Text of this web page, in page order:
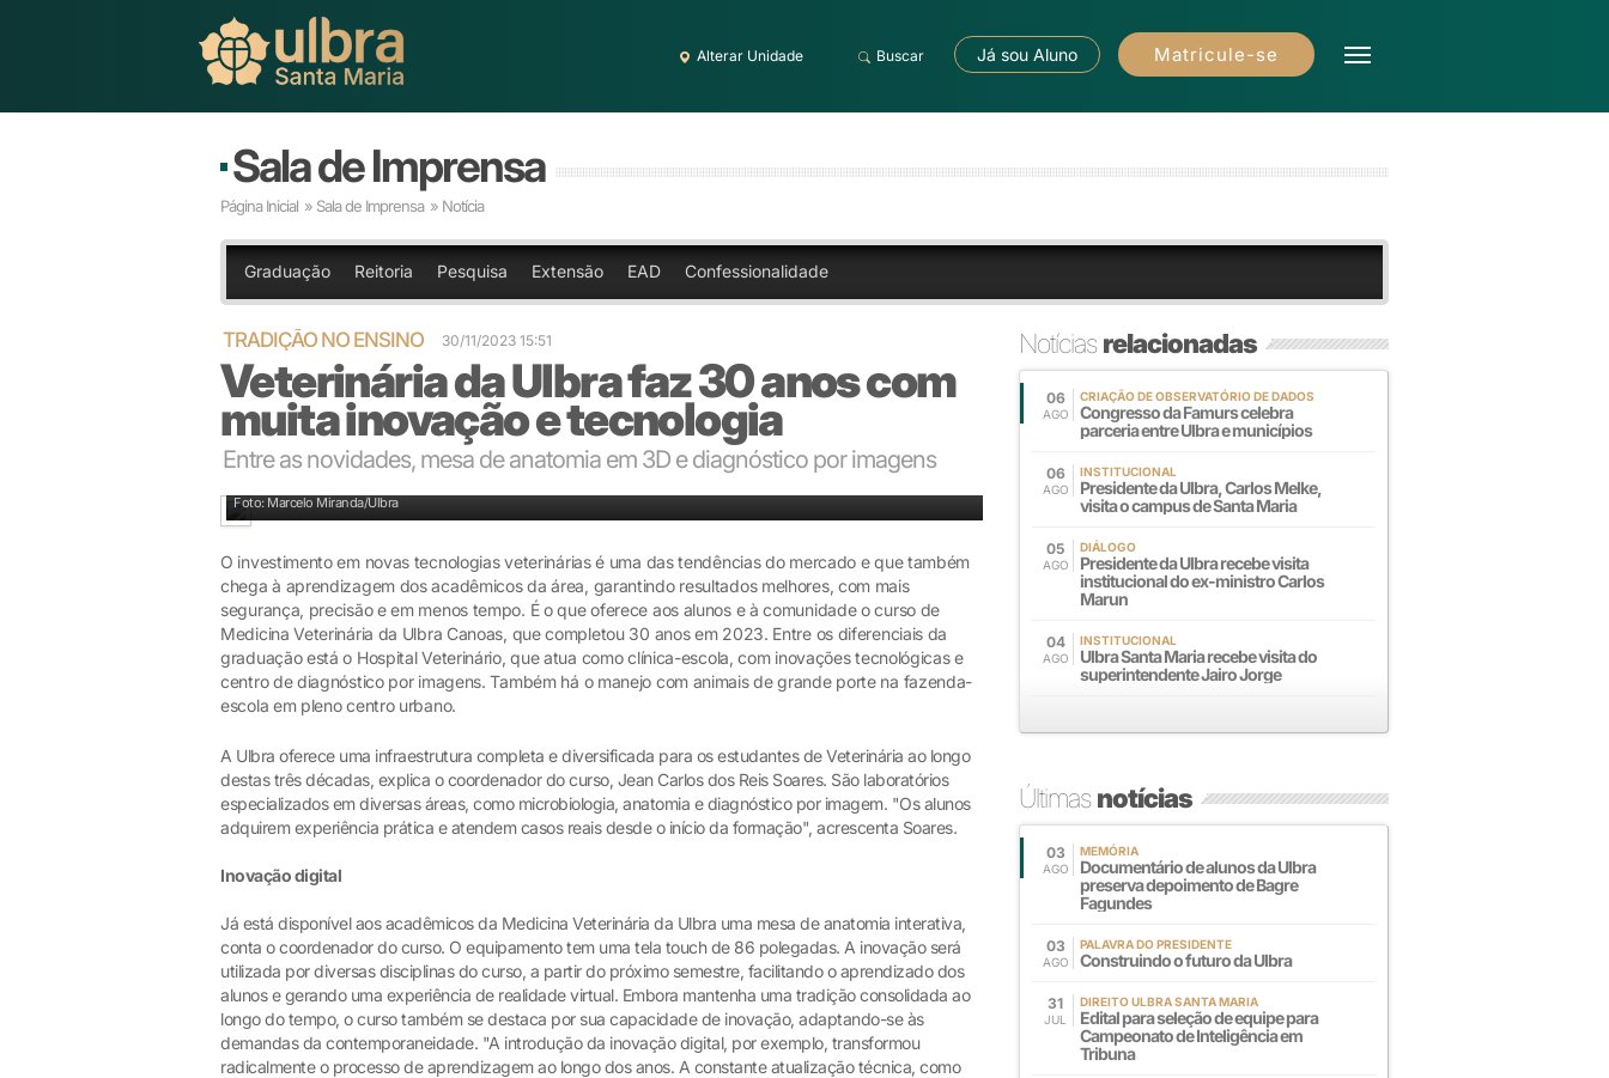
Alterar Unidade Buscar Já sou Aluno Matricule-se
Sala de Imprensa
Página Inicial » Sala de Imprensa » Notícia
Graduação Reitoria Pesquisa Extensão EAD Confessionalidade
TRADIÇÃO NO ENSINO 30/11/2023 15:51
Veterinária da Ulbra faz 30 anos com
muita inovação e tecnologia
Entre as novidades, mesa de anatomia em 3D e diagnóstico por imagens
Foto: Marcelo Miranda/Ulbra
O investimento em novas tecnologias veterinárias é uma das tendências do mercado e que também
chega à aprendizagem dos acadêmicos da área, garantindo resultados melhores, com mais
segurança, precisão e em menos tempo. É o que oferece aos alunos e à comunidade o curso de
Medicina Veterinária da Ulbra Canoas, que completou 30 anos em 2023. Entre os diferenciais da
graduação está o Hospital Veterinário, que atua como clínica-escola, com inovações tecnológicas e
centro de diagnóstico por imagens. Também há o manejo com animais de grande porte na fazenda-
escola em pleno centro urbano.
A Ulbra oferece uma infraestrutura completa e diversificada para os estudantes de Veterinária ao longo
destas três décadas, explica o coordenador do curso, Jean Carlos dos Reis Soares. São laboratórios
especializados em diversas áreas, como microbiologia, anatomia e diagnóstico por imagem. "Os alunos
adquirem experiência prática e atendem casos reais desde o início da formação", acrescenta Soares.
Inovação digital
Já está disponível aos acadêmicos da Medicina Veterinária da Ulbra uma mesa de anatomia interativa,
conta o coordenador do curso. O equipamento tem uma tela touch de 86 polegadas. A inovação será
utilizada por diversas disciplinas do curso, a partir do próximo semestre, facilitando o aprendizado dos
alunos e gerando uma experiência de realidade virtual. Embora mantenha uma tradição consolidada ao
longo do tempo, o curso também se destaca por sua capacidade de inovação, adaptando-se às
demandas da contemporaneidade. "A introdução da inovação digital, por exemplo, transformou
radicalmente o processo de aprendizagem ao longo dos anos. A constante atualização técnica, como
Notíciasrelacionadas
06
AGO
CRIAÇÃO DE OBSERVATÓRIO DE DADOS
Congresso da Famurs celebra
parceria entre Ulbra e municípios
06
AGO
INSTITUCIONAL
Presidente da Ulbra, Carlos Melke,
visita o campus de Santa Maria
05
AGO
DIÁLOGO
Presidente da Ulbra recebe visita
institucional do ex-ministro Carlos
Marun
04
AGO
INSTITUCIONAL
Ulbra Santa Maria recebe visita do
superintendente Jairo Jorge
Últimasnotícias
03
AGO
MEMÓRIA
Documentário de alunos da Ulbra
preserva depoimento de Bagre
Fagundes
03
AGO
PALAVRA DO PRESIDENTE
Construindo o futuro da Ulbra
31
JUL
DIREITO ULBRA SANTA MARIA
Edital para seleção de equipe para
Campeonato de Inteligência em
Tribuna